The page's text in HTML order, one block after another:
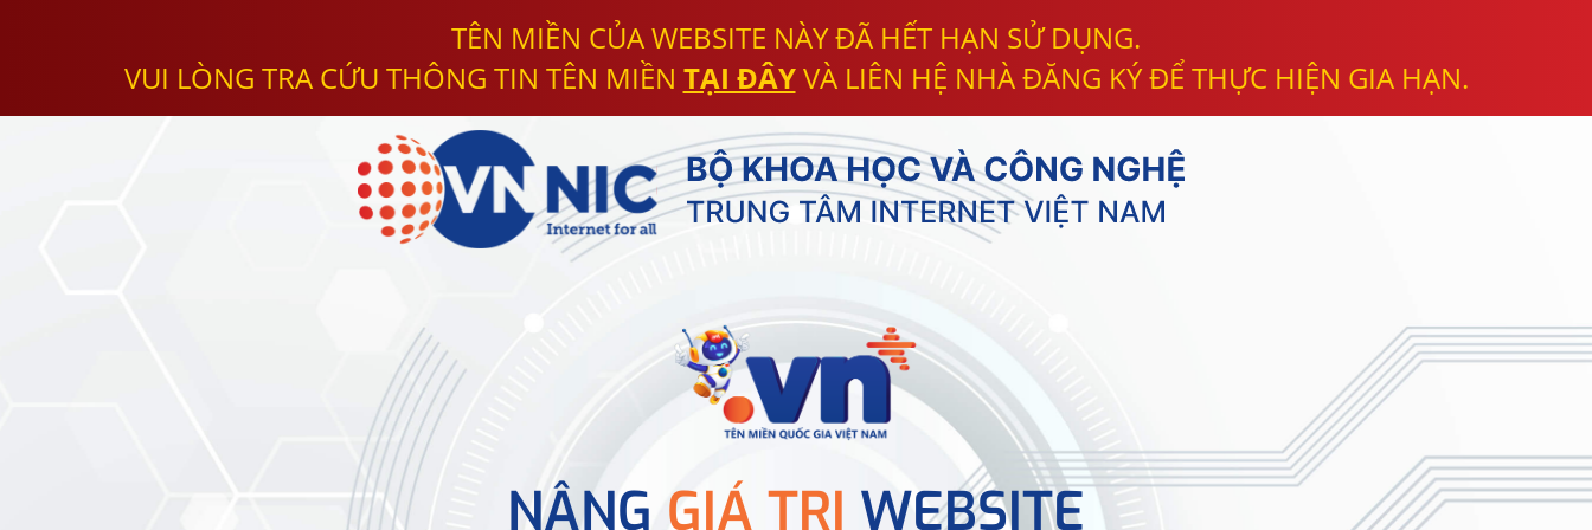
TÊN MIỀN CỦA WEBSITE NÀY ĐÃ HẾT HẠN SỬ DỤNG.
VUI LÒNG TRA CỨU THÔNG TIN TÊN MIỀN TẠI ĐÂYVÀ LIÊN HỆ NHÀ ĐĂNG KÝ ĐỂ THỰC HIỆN GIA HẠN.
NÂNG GIÁ TRỊ WEBSITE